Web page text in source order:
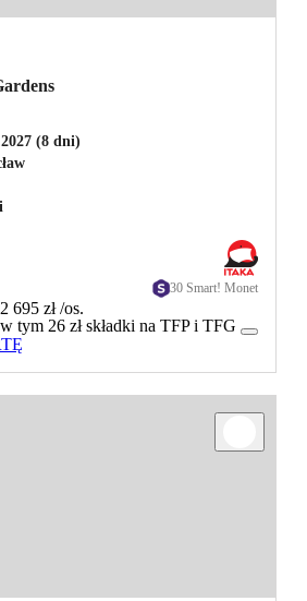
(8 dni)
30 Smart! Monet
2 695 zł/os.
w tym 26 zł składki na TFP i TFG